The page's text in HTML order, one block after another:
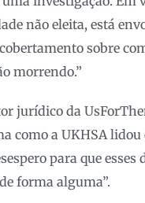
não eleita, está
sobre
morrendo.”
jurídico da
como a UKHSA lidou
para que esses
forma alguma”.